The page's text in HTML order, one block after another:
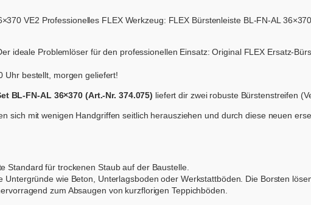
L
N
A
3
×
V
E
2
VE2 Professionelles FLEX Werkzeug: FLEX Bürstenleiste BL-FN-AL
ideale Problemlöser für den professionellen Einsatz: Original FLEX Ersatz-
Uhr bestellt, morgen geliefert!
BL-FN-AL 36×370 (Art.-Nr. 374.075) liefert dir zwei robuste Bürstenstreifen
sich mit wenigen Handgriffen seitlich herausziehen und durch diese neuen
Standard für trockenen Staub auf der Baustelle.
Untergründe wie Beton, Unterlagsboden oder Werkstattböden. Die Borsten
zum Absaugen von kurzflorigen Teppichböden.